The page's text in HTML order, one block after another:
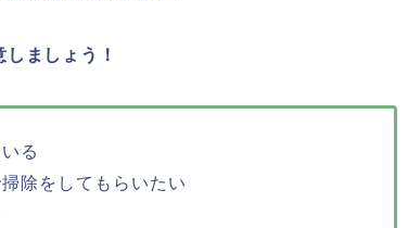
ましょう ！
る
除をしてもらいたい